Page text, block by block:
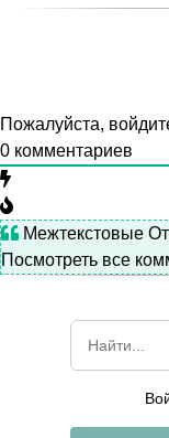
Пожалуйста,
0 комментариев
Межтекстовые
Посмотреть все